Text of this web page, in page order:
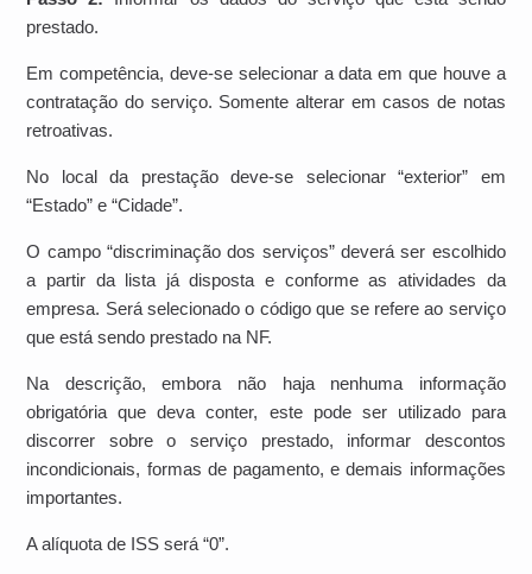
prestado.
Em competência, deve-se selecionar a data em que houve a
contratação do serviço. Somente alterar em casos de notas
retroativas.
No local da prestação deve-se selecionar “exterior” em
“Estado” e “Cidade”.
O campo “discriminação dos serviços” deverá ser escolhido
a partir da lista já disposta e conforme as atividades da
empresa. Será selecionado o código que se refere ao serviço
que está sendo prestado na NF.
Na descrição, embora não haja nenhuma informação
obrigatória que deva conter, este pode ser utilizado para
discorrer sobre o serviço prestado, informar descontos
incondicionais, formas de pagamento, e demais informações
importantes.
A alíquota de ISS será “0”.